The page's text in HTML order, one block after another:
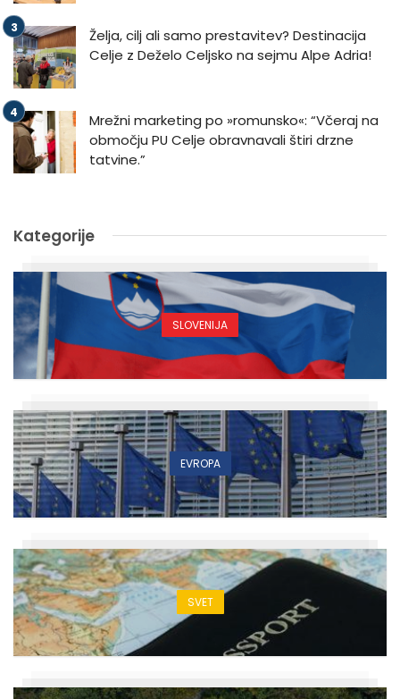
Želja, cilj ali samo prestavitev? Destinacija
Celje z Deželo Celjsko na sejmu Alpe Adria!
Mrežni marketing po »romunsko«: “Včeraj na
območju PU Celje obravnavali štiri drzne
tatvine.”
Kategorije
SLOVENIJA
EVROPA
SVET